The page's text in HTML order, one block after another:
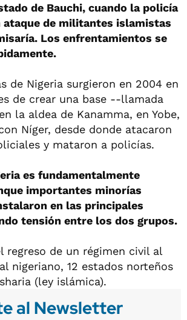
de Bauchi, cuando la policía
ataque de militantes islamistas
Los enfrentamientos se
de Nigeria surgieron en 2004 en
de crear una base --llamada
la aldea de Kanamma, en Yobe,
Níger, desde donde atacaron
y mataron a policías.
es fundamentalmente
importantes minorías
en las principales
tensión entre los dos grupos.
regreso de un régimen civil al
nigeriano, 12 estados norteños
(ley islámica).
al Newsletter